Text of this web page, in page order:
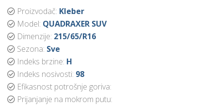
Proizvodač: Kleber
Model: QUADRAXER SUV
Dimenzije: 215/65/R16
Sezona: Sve
Indeks brzine: H
Indeks nosivosti: 98
Efikasnost potrošnje goriva:
Prijanjanje na mokrom putu: